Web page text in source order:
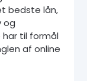
bedste lån,
og
har til formål
af online